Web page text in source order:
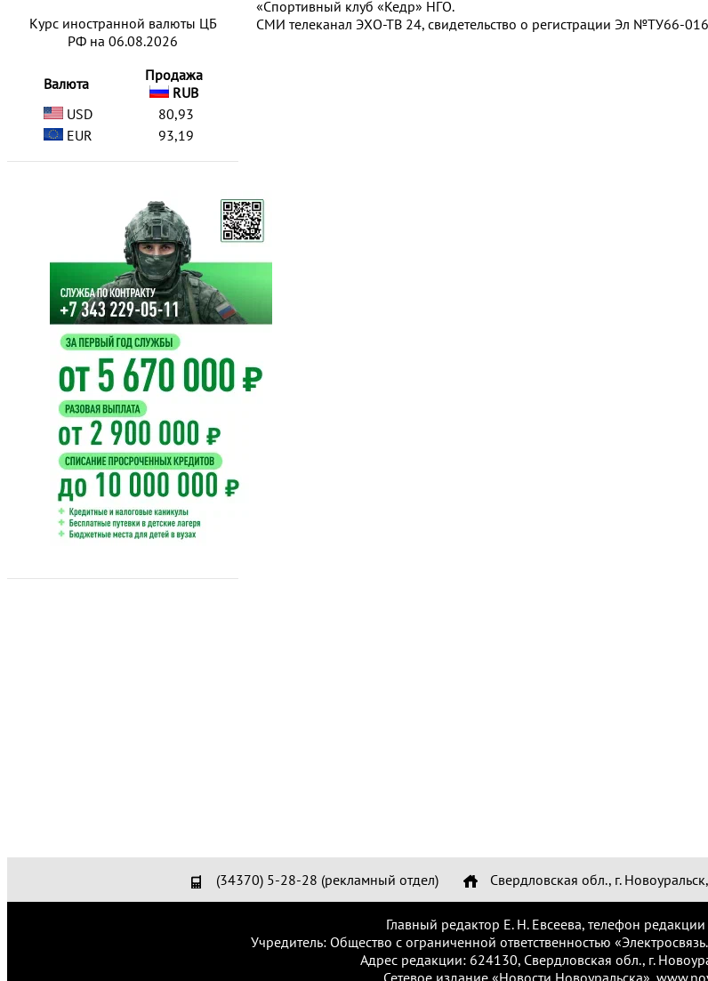
Курс иностранной валюты ЦБ
РФ на 06.08.2026
Валюта
Продажа
RUB
USD
80,93
EUR
93,19
«Спортивный клуб «Кедр» НГО.
СМИ телеканал ЭХО-ТВ 24, свидетельство о регистрации Эл №ТУ66-
(34370) 5-28-28 (рекламный отдел) Свердловская обл., г.
Главный редактор Е. Н. Евсеева, телефон
Учредитель: Общество с ограниченной ответственностью
Адрес редакции: 624130, Свердловская обл., г.